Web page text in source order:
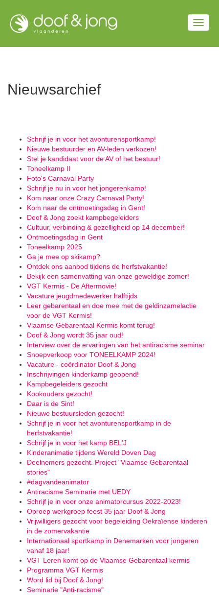
naar
Nieuwsarchief
Schrijf je in voor het avonturensportkamp!
Nieuwe bestuurder en AV-leden verkozen!
Stel je kandidaat voor de AV of het bestuur!
Toneelkamp II
Foto's Carnaval Party
Schrijf je nu in voor het jongerenkamp!
Kom naar onze Crazy Carnaval Party!
Kom naar de ontmoetingsdag in Gent!
Doof & Jong zoekt kampbegeleiders
Cultuur, verbinding & gezelligheid op 14 december!
Ontmoetingsdag in Gent
Toneelkamp 2025
Ga je mee op skikamp?
Ontdek ons aanbod tijdens de herfstvakantie!
Bekijk een samenvatting van onze geweldige zomer!
VGT Kermis - De Aftermovie!
Vacature jeugdmedewerker halftijds
Leer gebarentaal en doe mee met de geldinzamelactie
voor de VGT Kermis!
Vlaamse Gebarentaal Kermis komt terug!
Doof & Jong wordt 35 jaar oud!
Interview over de ervaringen van het antiracisme seminar
Snoepverkoop voor TONEELKAMP 2024!
Vacature - coördinator Doof & Jong
Inschrijvingen kinderkamp geopend!
Kampbegeleiders gezocht
Kookouders gezocht!
Daar is de Sint!
Nieuwe bestuursleden gezocht!
Schrijf je in voor het avonturensportkamp in de
herfstvakantie!
Schrijf je in voor het kamp BEL'J
Kinderanimatie tijdens Wereld Doven Dag
Deelnemers gezocht. Project "Vlaamse Gebarentaal
stories"
#dagvandeanimator
Antiracisme Seminarie met UEDY
Schrijf je in voor onze animatorcursus 2022-2023!
Oproep werkgroep feest 35 jaar Doof & Jong
Vrijwilligers gezocht voor begeleiding Oekraïense kinderen
in de zomervakantie
Internationaal sportkamp in Denemarken voor jongeren
vanaf 18 jaar!
VGT Leren komt op de Vlaamse Gebarentaal kermis
Programma VGT Kermis
Word lid bij Doof & Jong!
Seminarie "Anti-racisme"